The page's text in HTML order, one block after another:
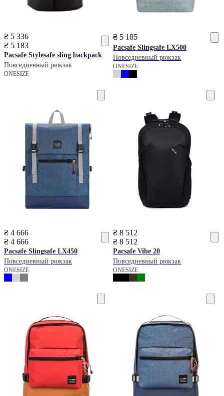
₴ 5 336
₴ 5 183
Pacsafe Stylesafe sling backpack
Повседневный рюкзак
ONESIZE
₴ 5 185
Pacsafe Slingsafe LX500
Повседневный рюкзак
ONESIZE
₴ 4 666
₴ 4 666
Pacsafe Slingsafe LX450
Повседневный рюкзак
ONESIZE
₴ 8 512
₴ 8 512
Pacsafe Vibe 20
Повседневный рюкзак
ONESIZE